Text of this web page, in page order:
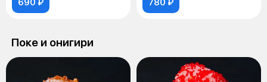
690 ₽ 780 ₽
Поке и онигири